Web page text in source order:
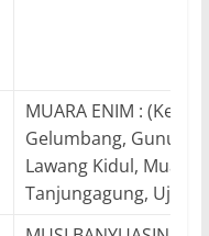
MUARA ENIM : (Kec.
Gelumbang,
Lawang Kidul,
Tanjungagung,